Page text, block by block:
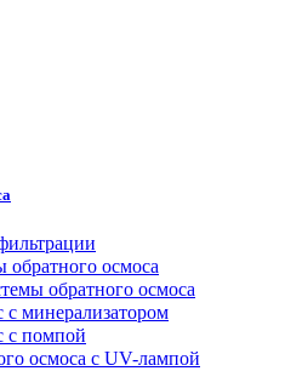
обратного осмоса
обратного осмоса
минерализатором
с помпой
осмоса с UV-лампой